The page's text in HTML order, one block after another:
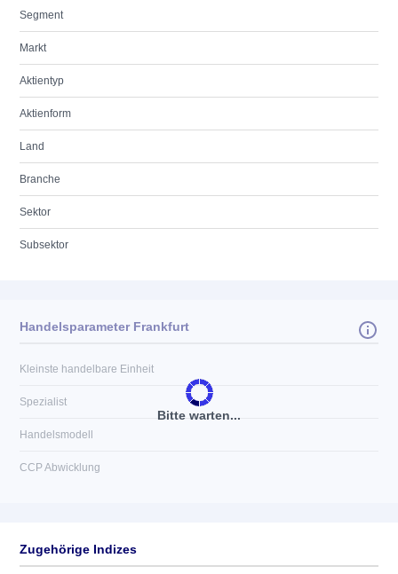
Segment
Markt
Aktientyp
Aktienform
Land
Branche
Sektor
Subsektor
Bitte warten...
Handelsparameter Frankfurt
Kleinste handelbare Einheit
Spezialist
Handelsmodell
CCP Abwicklung
Zugehörige Indizes